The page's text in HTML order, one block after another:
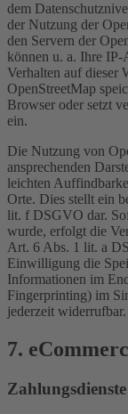
dem
der Nutzung der
den Servern der
können u. a. Ihre
Verhalten auf dieser
OpenStreetMap
Browser oder setzt
ein.
Die Nutzung von
ansprechenden
leichten
Orte. Dies stellt ein
lit. f DSGVO dar.
wurde, erfolgt die
Art. 6 Abs. 1 lit. a
Einwilligung die
Informationen im
Fingerprinting) im
jederzeit widerrufbar.
7.
Zahlungsdienste